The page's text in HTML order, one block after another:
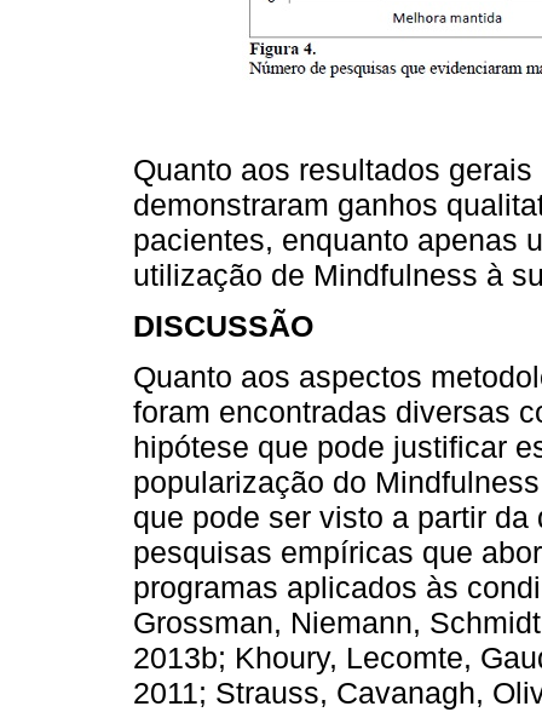
Quanto aos resultados
demonstraram ganhos
pacientes, enquanto apenas
utilização de Mindfulness à
DISCUSSÃO
Quanto aos aspectos
foram encontradas diversas
hipótese que pode justificar
popularização do Mindfulness
que pode ser visto a partir
pesquisas empíricas que
programas aplicados às
Grossman, Niemann,
2013b; Khoury, Lecomte,
2011; Strauss, Cavanagh,